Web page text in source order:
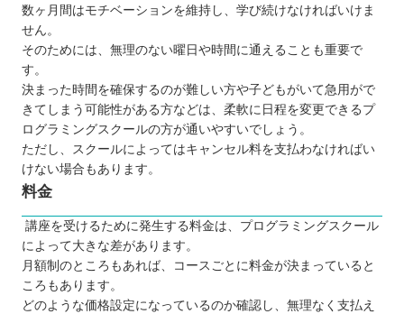
数ヶ月間はモチベーションを維持し、学び続けなければいけま
せん。
そのためには、無理のない曜日や時間に通えることも重要で
す。
決まった時間を確保するのが難しい方や子どもがいて急用がで
きてしまう可能性がある方などは、柔軟に日程を変更できるプ
ログラミングスクールの方が通いやすいでしょう。
ただし、スクールによってはキャンセル料を支払わなければい
けない場合もあります。
料金
講座を受けるために発生する料金は、プログラミングスクール
によって大きな差があります。
月額制のところもあれば、コースごとに料金が決まっていると
ころもあります。
どのような価格設定になっているのか確認し、無理なく支払え